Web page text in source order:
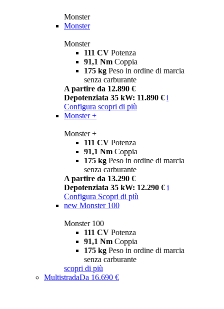
Monster
Monster
Monster
111 CV Potenza
91,1 Nm Coppia
175 kg Peso in ordine di marcia
senza carburante
A partire da 12.890 €
Depotenziata 35 kW: 11.890 € i
Configura scopri di più
Monster +
Monster +
111 CV Potenza
91,1 Nm Coppia
175 kg Peso in ordine di marcia
senza carburante
A partire da 13.290 €
Depotenziata 35 kW: 12.290 € i
Configura Scopri di più
new Monster 100
Monster 100
111 CV Potenza
91,1 Nm Coppia
175 kg Peso in ordine di marcia
senza carburante
scopri di più
MultistradaDa 16.690 €